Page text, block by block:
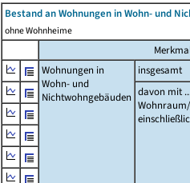
Bestand an Wohnungen in Wohn- und
ohne Wohnheime
Wohnungen in
Wohn- und
Nichtwohngebäuden
insgesamt
davon mit